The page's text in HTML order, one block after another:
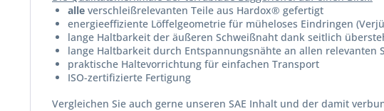
alle verschleißrelevanten Teile aus Hardox® gefertigt
energieeffiziente Löffelgeometrie für müheloses Eindringen
lange Haltbarkeit der äußeren Schweißnaht dank seitlich
lange Haltbarkeit durch Entspannungsnähte an allen relevanten
praktische Haltevorrichtung für einfachen Transport
ISO-zertifizierte Fertigung
Vergleichen Sie auch gerne unseren SAE Inhalt und der damit